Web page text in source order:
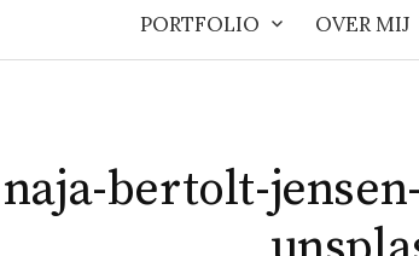
PORTFOLIO OVER MIJ
naja-bertolt-